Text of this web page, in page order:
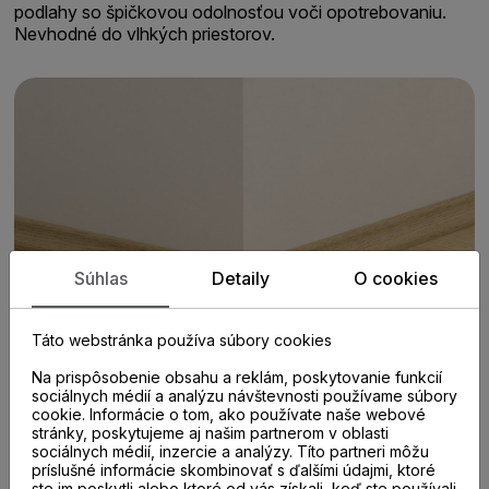
podlahy so špičkovou odolnosťou voči opotrebovaniu.
Nevhodné do vlhkých priestorov.
Súhlas Detaily O cookies
Táto webstránka používa súbory cookies
Na prispôsobenie obsahu a reklám, poskytovanie funkcií
sociálnych médií a analýzu návštevnosti používame súbory
cookie. Informácie o tom, ako používate naše webové
stránky, poskytujeme aj našim partnerom v oblasti
sociálnych médií, inzercie a analýzy. Títo partneri môžu
príslušné informácie skombinovať s ďalšími údajmi, ktoré